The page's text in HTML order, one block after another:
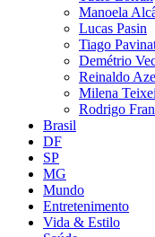
Manoela
Lucas Pasin
Tiago
Demétrio
Reinaldo
Milena
Rodrigo
Brasil
DF
SP
MG
Mundo
Entretenimento
Vida & Estilo